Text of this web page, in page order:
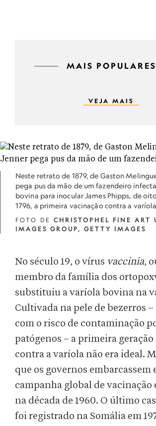
MAIS POPULARES
VEJA MAIS
Neste retrato de 1879, de Gaston
pega pus da mão de um fazendeiro
bovina para inocular James Phipps, de
1796, a primeira vacinação contra a
FOTO DE CHRISTOPHEL FINE ART
IMAGES GROUP, GETTY IMAGES
No século 19, o vírus vaccinia,
membro da família dos
substituiu a varíola bovina na
Cultivada na pele de bezerros
com o risco de contaminação
patógenos – a primeira
contra a varíola não era ideal.
que os governos embarcassem
campanha global de vacinação
na década de 1960. O último
foi registrado na Somália em